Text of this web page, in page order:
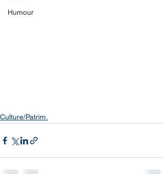
Humour
Culture/Patrim.